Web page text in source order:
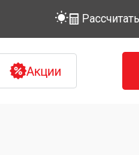
Рассчитать
Акции